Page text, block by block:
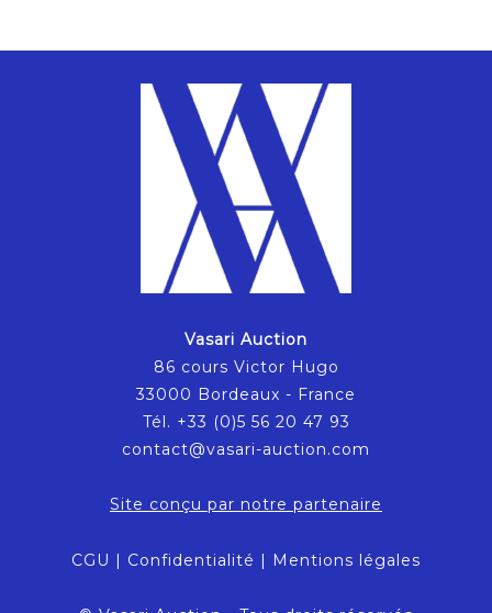
Vasari Auction
86 cours Victor Hugo
33000 Bordeaux - France
Tél. +33 (0)5 56 20 47 93
contact@vasari-auction.com
Site conçu par notre partenaire
CGU | Confidentialité | Mentions légales